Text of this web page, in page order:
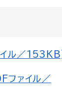
ル／153KB]
ファイル／